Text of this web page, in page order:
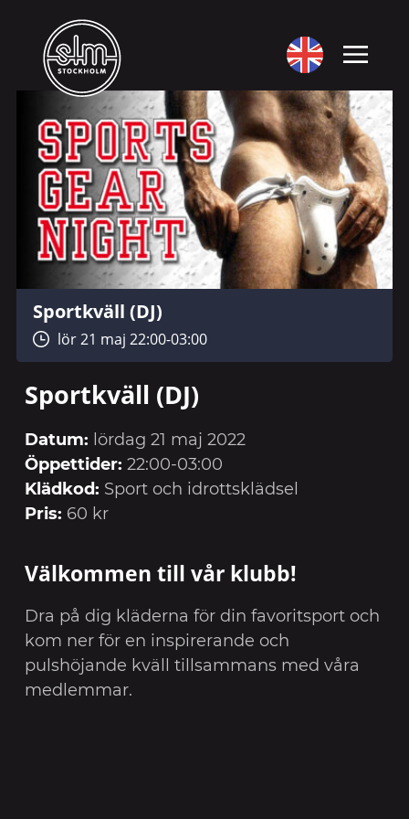
Sportkväll (DJ)
lör 21 maj 22:00-03:00
Sportkväll (DJ)
Datum: lördag 21 maj 2022
Öppettider: 22:00-03:00
Klädkod: Sport och idrottsklädsel
Pris: 60 kr
Välkommen till vår klubb!
Dra på dig kläderna för din favoritsport och
kom ner för en inspirerande och
pulshöjande kväll tillsammans med våra
medlemmar.